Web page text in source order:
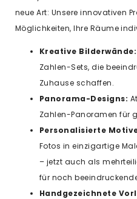
neue Art: Unsere innovativen
Möglichkeiten, Ihre Räume
Kreative Bilderwände:
Zahlen-Sets, die
Zuhause schaffen.
Panorama-Designs:
Zahlen-Panoramen für
Personalisierte
Fotos in einzigartige
– jetzt auch als
für noch
Handgezeichnete